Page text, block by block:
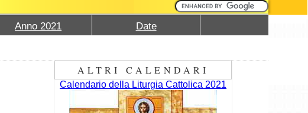
Anno 2021 Date
ALTRI CALENDARI
Calendario della Liturgia Cattolica 2021